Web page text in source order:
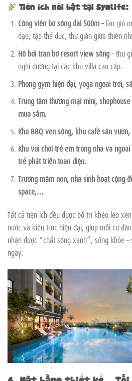
Tiện ích nổi bật tại Symlife:
Công viên bờ sông dài 500m– làn gió
dạo, tập thể dục, thư giãn giữa thiên
Hồ bơi tràn bờ resort view sông– thư
nghỉ dưỡng tại các khu villa cao cấp.
Phòng gym hiện đại, yoga ngoài trời,
Trung tâm thương mại mini,
mua sắm.
Khu BBQ ven sông, khu café sân
Khu vui chơi trẻ em trong nhà và
trẻ phát triển toàn diện.
Trường mầm non, nhà sinh hoạt cộng
space,…
Tất cả tiện ích đều được bố trí khéo léo
nước và kiến trúc hiện đại, giúp mỗi cư
nhận được “chất sống xanh”, sống khỏe
ngày.